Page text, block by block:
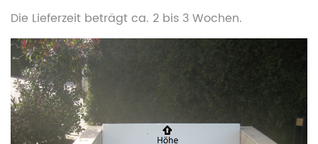
Die Lieferzeit beträgt ca. 2 bis 3 Wochen.